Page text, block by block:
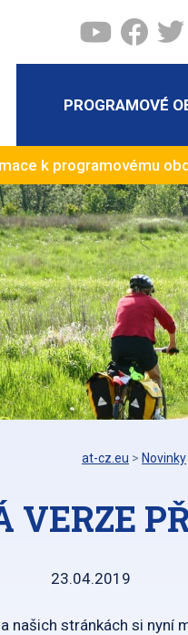
PROGRAMOVÉ
k programovému
at-cz.eu > Novinky
VERZE
23.04.2019
našich stránkách si nyní